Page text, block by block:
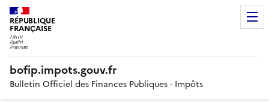
RÉPUBLIQUE
FRANÇAISE
bofip.impots.gouv.fr
Bulletin Officiel des Finances Publiques - Impôts